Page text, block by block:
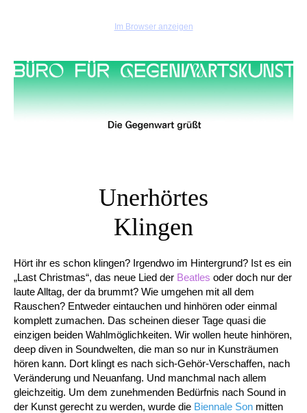
Im Browser anzeigen
Unerhörtes
Klingen
Hört ihr es schon klingen? Irgendwo im Hintergrund? Ist es ein
„Last Christmas“, das neue Lied der Beatles oder doch nur der
laute Alltag, der da brummt? Wie umgehen mit all dem
Rauschen? Entweder eintauchen und hinhören oder einmal
komplett zumachen. Das scheinen dieser Tage quasi die
einzigen beiden Wahlmöglichkeiten. Wir wollen heute hinhören,
deep diven in Soundwelten, die man so nur in Kunsträumen
hören kann. Dort klingt es nach sich-Gehör-Verschaffen, nach
Veränderung und Neuanfang. Und manchmal nach allem
gleichzeitig. Um dem zunehmenden Bedürfnis nach Sound in
der Kunst gerecht zu werden, wurde die Biennale Son mitten